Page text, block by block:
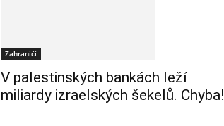
Zahraničí
V palestinských bankách leží
miliardy izraelských šekelů. Chyba!